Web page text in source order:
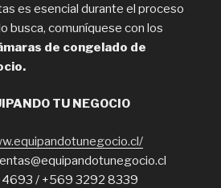
es esencial durante el proceso
busca, comuníquese con los
de congelado de
TU NEGOCIO
4693 / +569 3292 8339